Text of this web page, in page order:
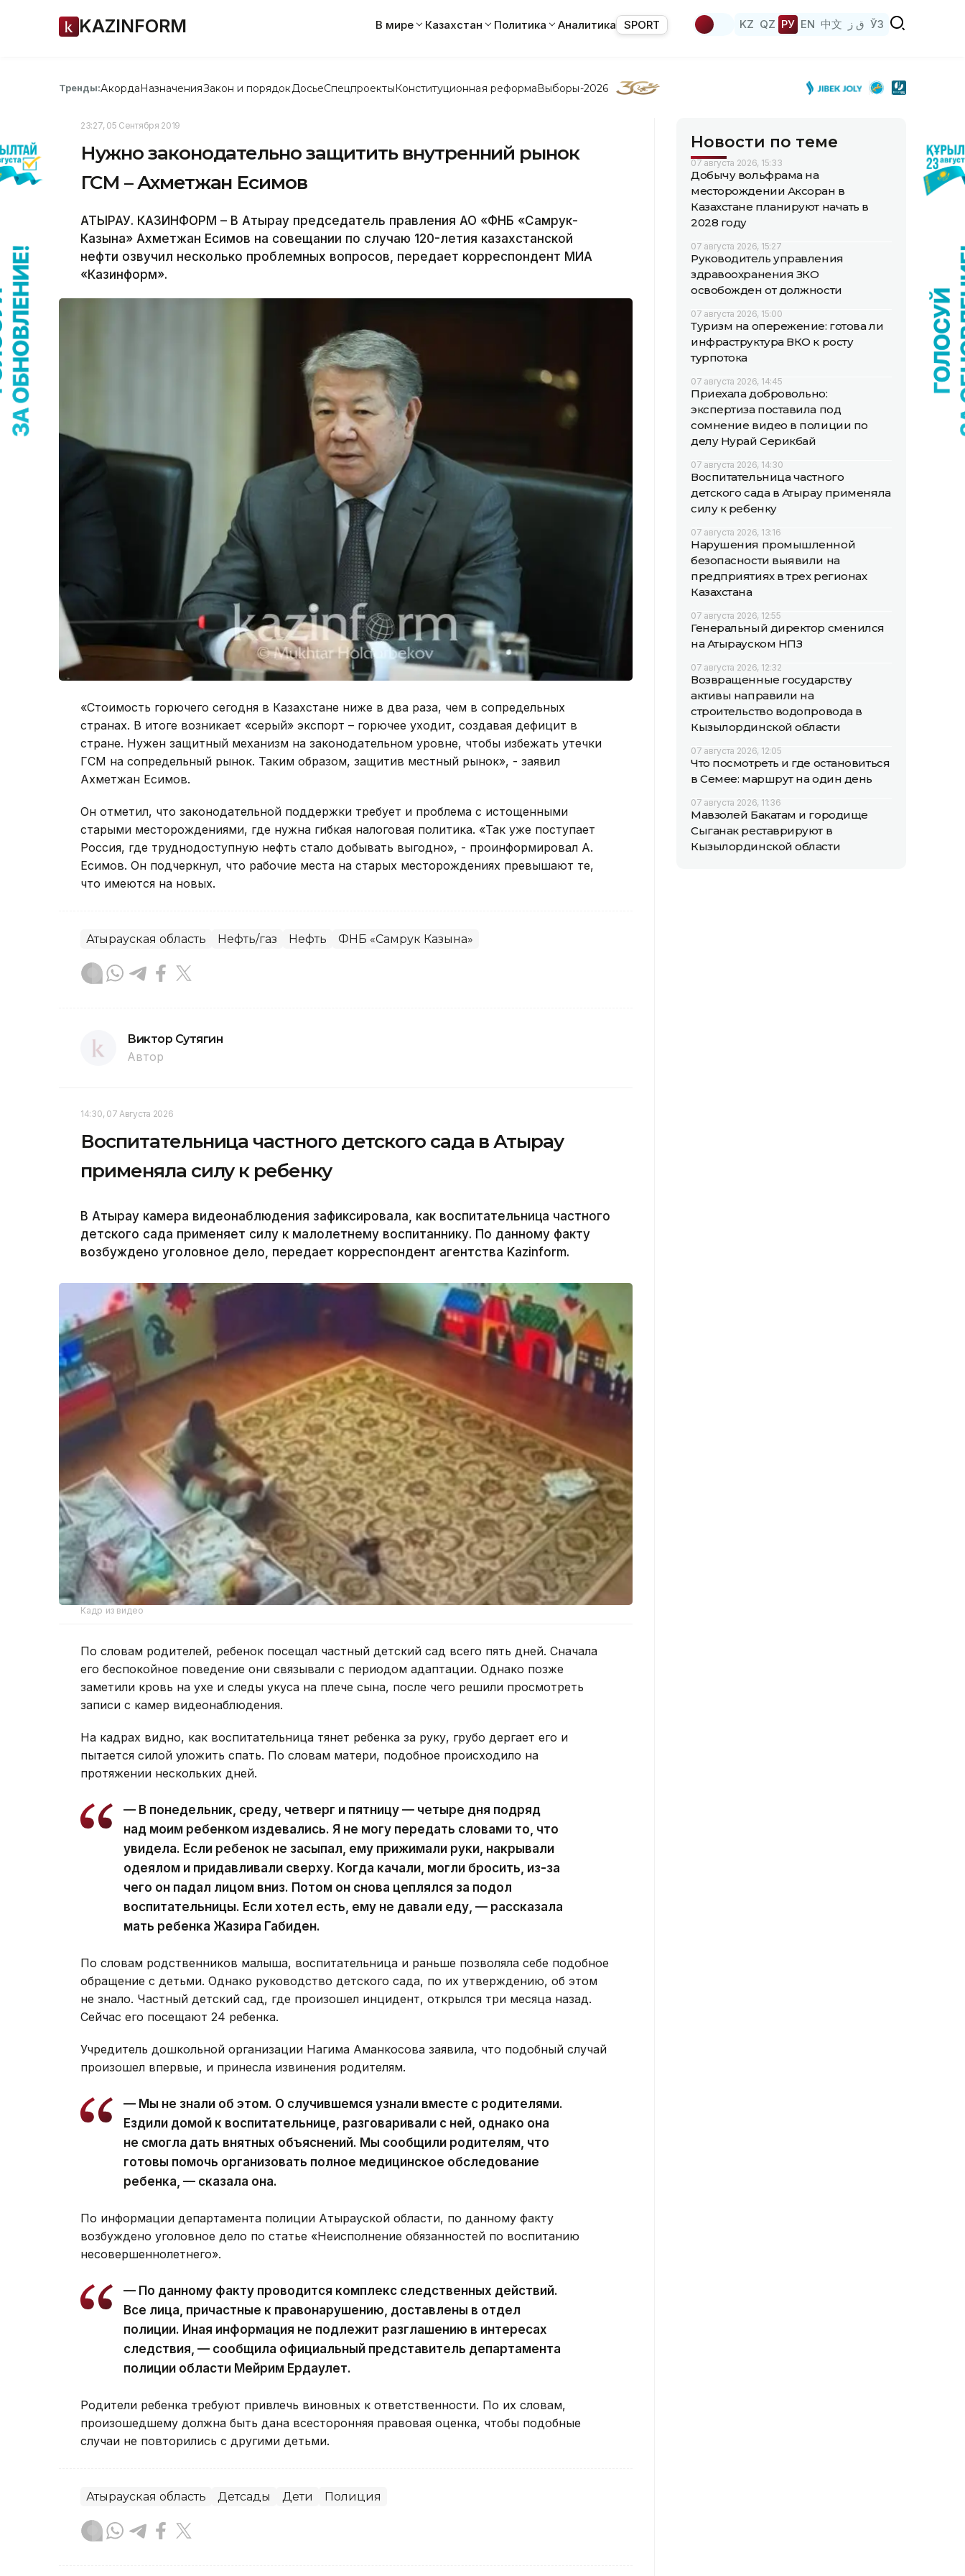
KAZINFORM В мире Казахстан Политика Аналитика SPORT KZ QZ РУ EN 中文 ق ز ЎЗ
Тренды:АкордаНазначенияЗакон и порядок ДосьеСпецпроектыКонституционная реформаВыборы-2026
23:27, 05 Сентября 2019
Нужно законодательно защитить внутренний рынок
ГСМ – Ахметжан Есимов
АТЫРАУ. КАЗИНФОРМ – В Атырау председатель правления АО «ФНБ «Самрук-
Казына» Ахметжан Есимов на совещании по случаю 120-летия казахстанской
нефти озвучил несколько проблемных вопросов, передает корреспондент МИА
«Казинформ».
«Стоимость горючего сегодня в Казахстане ниже в два раза, чем в сопредельных
странах. В итоге возникает «серый» экспорт – горючее уходит, создавая дефицит в
стране. Нужен защитный механизм на законодательном уровне, чтобы избежать утечки
ГСМ на сопредельный рынок. Таким образом, защитив местный рынок», - заявил
Ахметжан Есимов.
Он отметил, что законодательной поддержки требует и проблема с истощенными
старыми месторождениями, где нужна гибкая налоговая политика. «Так уже поступает
Россия, где труднодоступную нефть стало добывать выгодно», - проинформировал А.
Есимов. Он подчеркнул, что рабочие места на старых месторождениях превышают те,
что имеются на новых.
Атырауская область Нефть/газ Нефть ФНБ «Самрук Казына»
Виктор Сутягин
Автор
14:30, 07 Августа 2026
Воспитательница частного детского сада в Атырау
применяла силу к ребенку
В Атырау камера видеонаблюдения зафиксировала, как воспитательница частного
детского сада применяет силу к малолетнему воспитаннику. По данному факту
возбуждено уголовное дело, передает корреспондент агентства Kazinform.
Кадр из видео
По словам родителей, ребенок посещал частный детский сад всего пять дней. Сначала
его беспокойное поведение они связывали с периодом адаптации. Однако позже
заметили кровь на ухе и следы укуса на плече сына, после чего решили просмотреть
записи с камер видеонаблюдения.
На кадрах видно, как воспитательница тянет ребенка за руку, грубо дергает его и
пытается силой уложить спать. По словам матери, подобное происходило на
протяжении нескольких дней.
— В понедельник, среду, четверг и пятницу — четыре дня подряд
над моим ребенком издевались. Я не могу передать словами то, что
увидела. Если ребенок не засыпал, ему прижимали руки, накрывали
одеялом и придавливали сверху. Когда качали, могли бросить, из-за
чего он падал лицом вниз. Потом он снова цеплялся за подол
воспитательницы. Если хотел есть, ему не давали еду, — рассказала
мать ребенка Жазира Габиден.
По словам родственников малыша, воспитательница и раньше позволяла себе подобное
обращение с детьми. Однако руководство детского сада, по их утверждению, об этом
не знало. Частный детский сад, где произошел инцидент, открылся три месяца назад.
Сейчас его посещают 24 ребенка.
Учредитель дошкольной организации Нагима Аманкосова заявила, что подобный случай
произошел впервые, и принесла извинения родителям.
— Мы не знали об этом. О случившемся узнали вместе с родителями.
Ездили домой к воспитательнице, разговаривали с ней, однако она
не смогла дать внятных объяснений. Мы сообщили родителям, что
готовы помочь организовать полное медицинское обследование
ребенка, — сказала она.
По информации департамента полиции Атырауской области, по данному факту
возбуждено уголовное дело по статье «Неисполнение обязанностей по воспитанию
несовершеннолетнего».
— По данному факту проводится комплекс следственных действий.
Все лица, причастные к правонарушению, доставлены в отдел
полиции. Иная информация не подлежит разглашению в интересах
следствия, — сообщила официальный представитель департамента
полиции области Мейрим Ердаулет.
Родители ребенка требуют привлечь виновных к ответственности. По их словам,
произошедшему должна быть дана всесторонняя правовая оценка, чтобы подобные
случаи не повторились с другими детьми.
Атырауская область Детсады Дети Полиция
Новости по теме
07 августа 2026, 15:33
Добычу вольфрама на
месторождении Аксоран в
Казахстане планируют начать в
2028 году
07 августа 2026, 15:27
Руководитель управления
здравоохранения ЗКО
освобожден от должности
07 августа 2026, 15:00
Туризм на опережение: готова ли
инфраструктура ВКО к росту
турпотока
07 августа 2026, 14:45
Приехала добровольно:
экспертиза поставила под
сомнение видео в полиции по
делу Нурай Серикбай
07 августа 2026, 14:30
Воспитательница частного
детского сада в Атырау применяла
силу к ребенку
07 августа 2026, 13:16
Нарушения промышленной
безопасности выявили на
предприятиях в трех регионах
Казахстана
07 августа 2026, 12:55
Генеральный директор сменился
на Атырауском НПЗ
07 августа 2026, 12:32
Возвращенные государству
активы направили на
строительство водопровода в
Кызылординской области
07 августа 2026, 12:05
Что посмотреть и где остановиться
в Семее: маршрут на один день
07 августа 2026, 11:36
Мавзолей Бакатам и городище
Сыганак реставрируют в
Кызылординской области